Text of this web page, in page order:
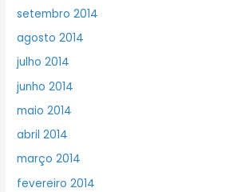
setembro 2014
agosto 2014
julho 2014
junho 2014
maio 2014
abril 2014
março 2014
fevereiro 2014